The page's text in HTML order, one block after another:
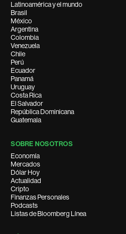
Latinoamérica y el mundo
Brasil
México
Argentina
Colombia
Venezuela
Chile
Perú
Ecuador
Panamá
Uruguay
Costa Rica
El Salvador
República Dominicana
Guatemala
SOBRE NOSOTROS
Economía
Mercados
Dólar Hoy
Actualidad
Cripto
Finanzas Personales
Podcasts
Listas de Bloomberg Línea